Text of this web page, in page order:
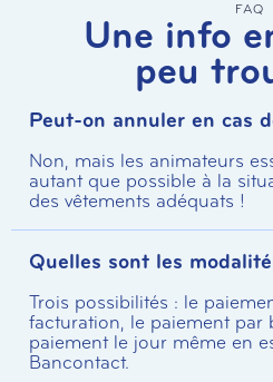
FAQ
Une info
peu
Peut-on annuler en cas
Non, mais les animateurs
autant que possible à la
des vêtements adéquats !
Quelles sont les
Trois possibilités : le
facturation, le paiement
paiement le jour même en
Bancontact.